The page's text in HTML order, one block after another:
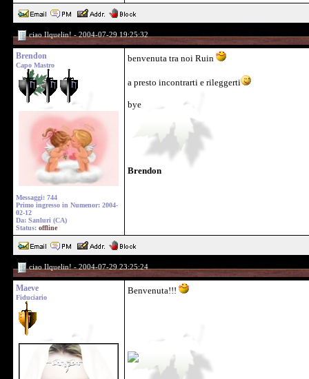
ciao Ilquelin! - 2004-07-29 19:25:32
Brendon
Capo Mastro
Messaggi: 744
Primo ingresso in Numenor: 2004-
02-12
Da: Sanluri (CA)
Status: offline
benvenuta tra noi Ruin
a presto incontrarti e rileggerti
bye
Brendon
ciao Ilquelin! - 2004-07-29 23:25:24
Maeve
Fiduciario
Benvenuta!!!